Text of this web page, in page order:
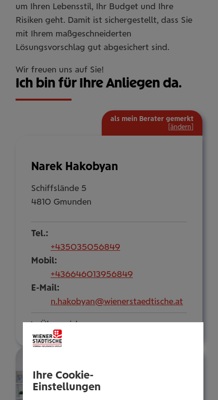
um Ihren Lebensstil, Ihr Budget und Ihre
Risiken geht. Damit ist sichergestellt, dass Sie
mit Ihrem maßgeschneiderten
Lösungsvorschlag gut abgesichert sind.
Wir freuen uns auf Sie!
Ich bin für Ihre Anliegen da.
Narek Hakobyan
Schiffslände 5
4810 Gmunden
Tel.:
+435035056849
Mobil:
+436646013956849
E-Mail:
n.hakobyan@wienerstaedtische.at
Über mich
als mein Berater gemerkt
ändern
Ihre Cookie-
Einstellungen